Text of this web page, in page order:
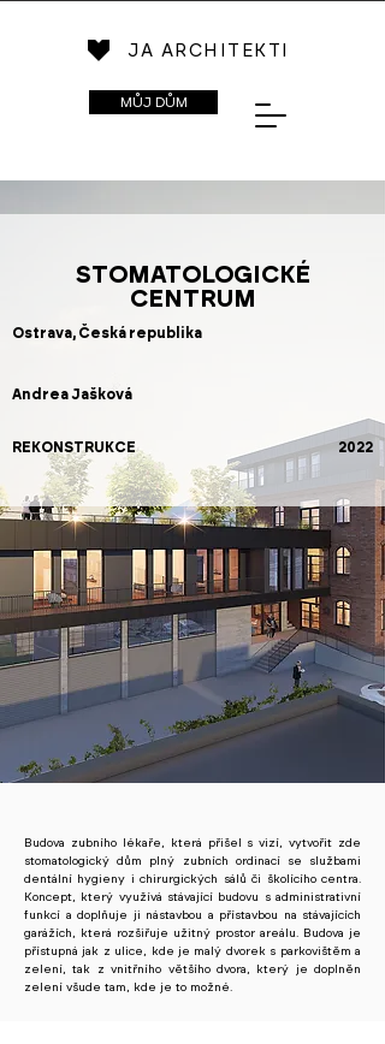
JA ARCHITEKTI
MŮJ DŮM
STOMATOLOGICKÉ
CENTRUM
Ostrava, Česká republika
Andrea Jašková
REKONSTRUKCE 2022
Budova zubního lékaře, která přišel s vizí, vytvořit zde
stomatologický dům plný zubních ordinací se službami
dentální hygieny i chirurgických sálů či školícího centra.
Koncept, který využívá stávající budovu s administrativní
funkcí a doplňuje ji nástavbou a přístavbou na stávajících
garážích, která rozšiřuje užitný prostor areálu. Budova je
přístupná jak z ulice, kde je malý dvorek s parkovištěm a
zelení, tak z vnitřního většího dvora, který je doplněn
zelení všude tam, kde je to možné.